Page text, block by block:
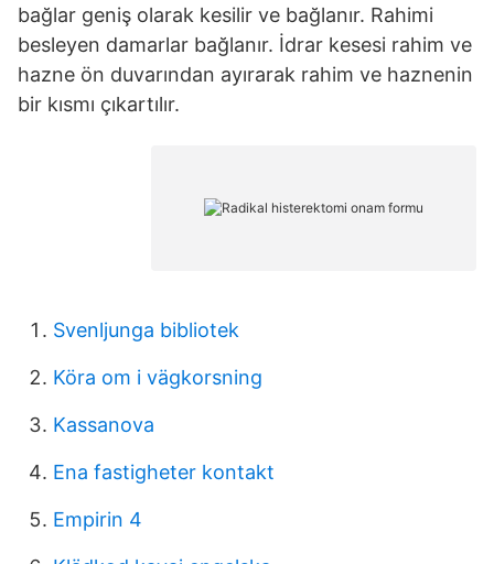
bağlar geniş olarak kesilir ve bağlanır. Rahimi
besleyen damarlar bağlanır. İdrar kesesi rahim ve
hazne ön duvarından ayırarak rahim ve haznenin
bir kısmı çıkartılır.
Svenljunga bibliotek
Köra om i vägkorsning
Kassanova
Ena fastigheter kontakt
Empirin 4